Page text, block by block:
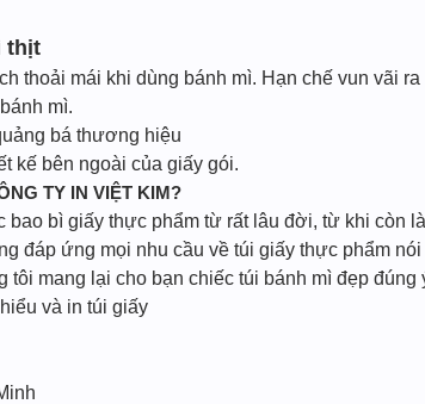
thịt
thoải mái khi dùng bánh mì. Hạn chế vun vãi ra
mì.
bá thương hiệu
kế bên ngoài của giấy gói.
TY IN VIỆT KIM?
bao bì giấy thực phẩm từ rất lâu đời, từ khi còn
đáp ứng mọi nhu cầu về túi giấy thực phẩm
tôi mang lại cho bạn chiếc túi bánh mì đẹp
và in túi giấy